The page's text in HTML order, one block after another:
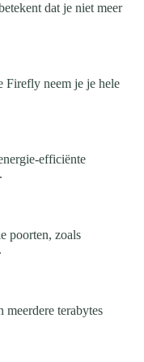
dat je niet meer
Firefly neem je je hele
efficiënte
poorten, zoals
terabytes